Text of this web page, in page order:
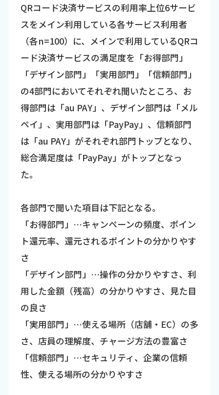
QRコード決済サービスの利用率上位6サービ
スをメイン利用している各サービス利用者
（各n=100）に、メインで利用しているQRコ
ード決済サービスの満足度を「お得部門」
「デザイン部門」「実用部門」「信頼部門」
の4部門においてそれぞれ聞いたところ、お
得部門は「au PAY」、デザイン部門は「メル
ペイ」、実用部門は「PayPay」、信頼部門
は「au PAY」がそれぞれ部門トップとなり、
総合満足度は「PayPay」がトップとなっ
た。
各部門で聞いた項目は下記となる。
「お得部門」…キャンペーンの頻度、ポイン
ト還元率、還元されるポイントの分かりやす
さ
「デザイン部門」…操作の分かりやすさ、利
用した金額（残高）の分かりやすさ、見た目
の良さ
「実用部門」…使える場所（店舗・EC）の多
さ、店員の理解度、チャージ方法の豊富さ
「信頼部門」…セキュリティ、企業の信頼
性、使える場所の分かりやすさ